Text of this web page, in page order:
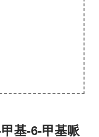
基-6-甲基哌